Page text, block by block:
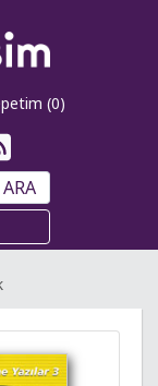
(0)
ARA